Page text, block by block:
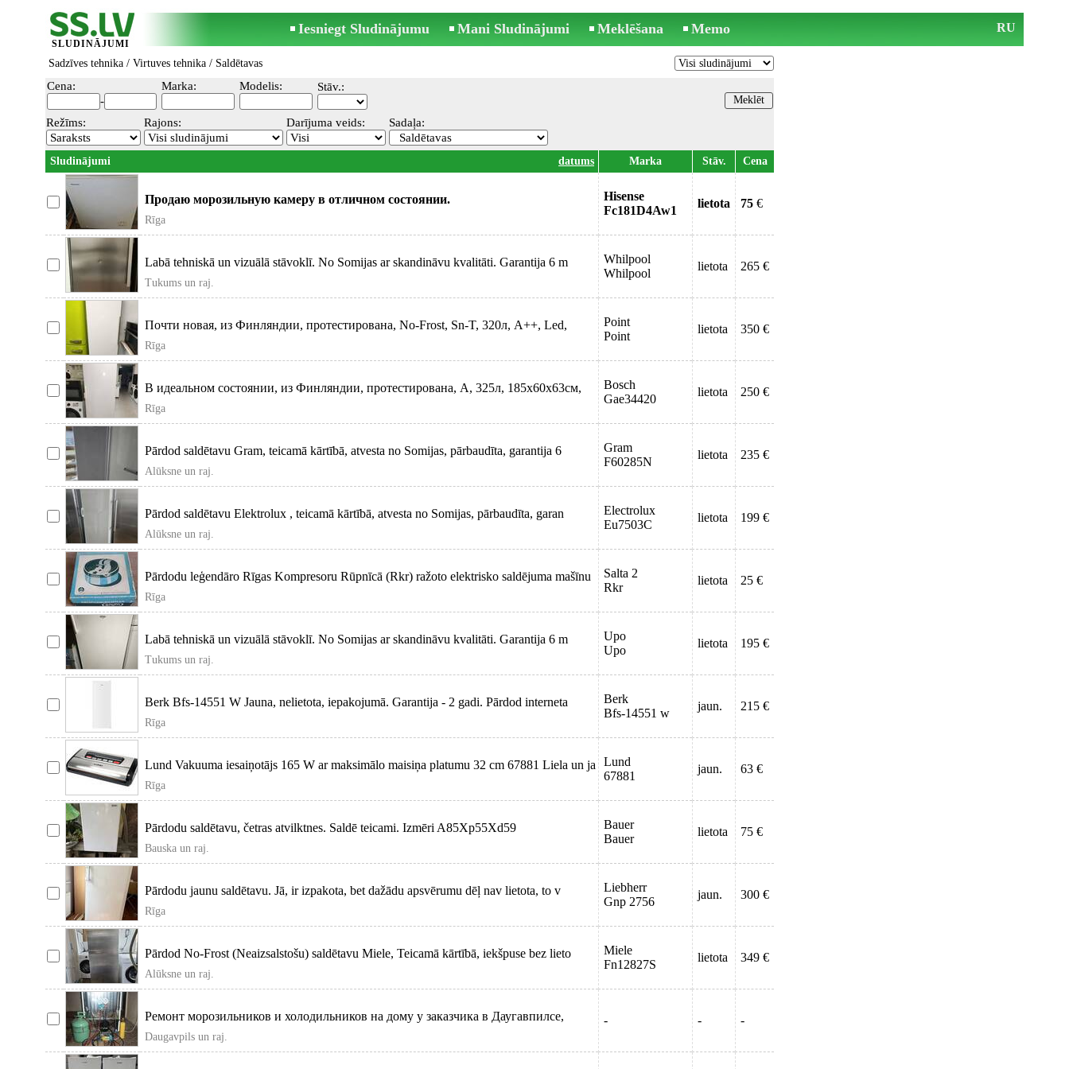
SLUDINĀJUMI
Iesniegt Sludinājumu Mani Sludinājumi Meklēšana Memo RU
Sadzīves tehnika / Virtuves tehnika / Saldētavas
Cena:
-
Marka: Modelis: Stāv.:
Režīms: Rajons: Darījuma veids: Sadaļa:
Sludinājumi datums Marka Stāv. Cena
Продаю морозильную камеру в отличном состоянии.
Rīga
Hisense
Fc181D4Aw1
lietota 75 €
Labā tehniskā un vizuālā stāvoklī. No Somijas ar skandināvu kvalitāti. Garantija 6 m
Tukums un raj.
Whilpool
Whilpool
lietota 265 €
Почти новая, из Финляндии, протестирована, No-Frost, Sn-T, 320л, А++, Led,
185х60х64
Rīga
Point
Point
lietota 350 €
В идеальном состоянии, из Финляндии, протестирована, А, 325л, 185х60х63см,
29кг/24ч,
Rīga
Bosch
Gae34420
lietota 250 €
Pārdod saldētavu Gram, teicamā kārtībā, atvesta no Somijas, pārbaudīta, garantija 6
Alūksne un raj.
Gram
F60285N
lietota 235 €
Pārdod saldētavu Elektrolux , teicamā kārtībā, atvesta no Somijas, pārbaudīta, garan
Alūksne un raj.
Electrolux
Eu7503C
lietota 199 €
Pārdodu leģendāro Rīgas Kompresoru Rūpnīcā (Rkr) ražoto elektrisko saldējuma mašīnu
Rīga
Salta 2
Rkr
lietota 25 €
Labā tehniskā un vizuālā stāvoklī. No Somijas ar skandināvu kvalitāti. Garantija 6 m
Tukums un raj.
Upo
Upo
lietota 195 €
Berk Bfs-14551 W Jauna, nelietota, iepakojumā. Garantija - 2 gadi. Pārdod interneta
Rīga
Berk
Bfs-14551 w
jaun. 215 €
Lund Vakuuma iesaiņotājs 165 W ar maksimālo maisiņa platumu 32 cm 67881 Liela un ja
Rīga
Lund
67881
jaun. 63 €
Pārdodu saldētavu, četras atvilktnes. Saldē teicami. Izmēri A85Xp55Xd59
Bauska un raj.
Bauer
Bauer
lietota 75 €
Pārdodu jaunu saldētavu. Jā, ir izpakota, bet dažādu apsvērumu dēļ nav lietota, to v
Rīga
Liebherr
Gnp 2756
jaun. 300 €
Pārdod No-Frost (Neaizsalstošu) saldētavu Miele, Teicamā kārtībā, iekšpuse bez lieto
Alūksne un raj.
Miele
Fn12827S
lietota 349 €
Ремонт морозильников и холодильников на дому у заказчика в Даугавпилсе,
быстро, каче
Daugavpils un raj.
- - -